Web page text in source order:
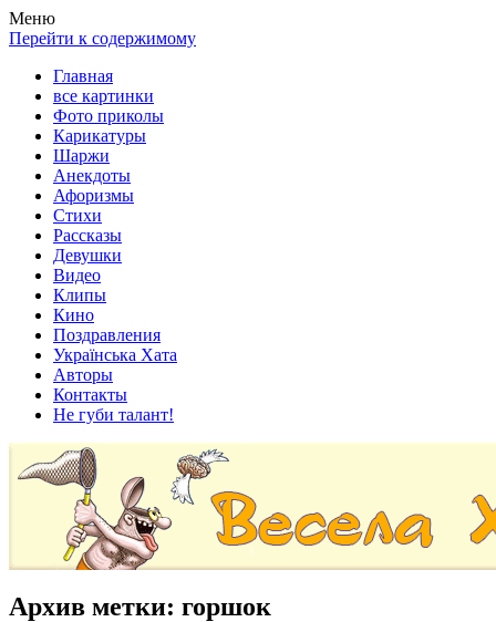
Весела хата — прикольные картинки, смешные истории,
клипы!
Покажем всем ваши фото приколы, карикатуры, шаржи, стихи,
рассказы, видео и песни!
Меню
Перейти к содержимому
Главная
все картинки
Фото приколы
Карикатуры
Шаржи
Анекдоты
Афоризмы
Стихи
Рассказы
Девушки
Видео
Клипы
Кино
Поздравления
Українська Хата
Авторы
Контакты
Не губи талант!
Архив метки: горшок